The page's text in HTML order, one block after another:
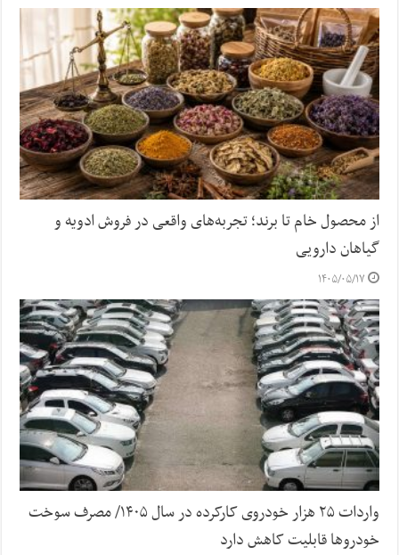
از محصول خام تا برند؛ تجربه‌های واقعی در فروش ادویه و
گیاهان دارویی
۱۴۰۵/۰۵/۱۷
واردات ۲۵ هزار خودروی کارکرده در سال ۱۴۰۵/ مصرف سوخت
خودرو‌ها قابلیت کاهش دارد